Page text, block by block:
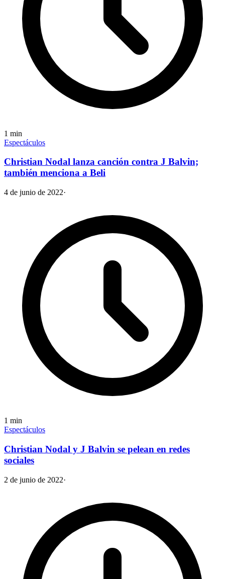
1 min
Espectáculos
Christian Nodal lanza canción contra J Balvin;
también menciona a Beli
4 de junio de 2022·
1 min
Espectáculos
Christian Nodal y J Balvin se pelean en redes
sociales
2 de junio de 2022·